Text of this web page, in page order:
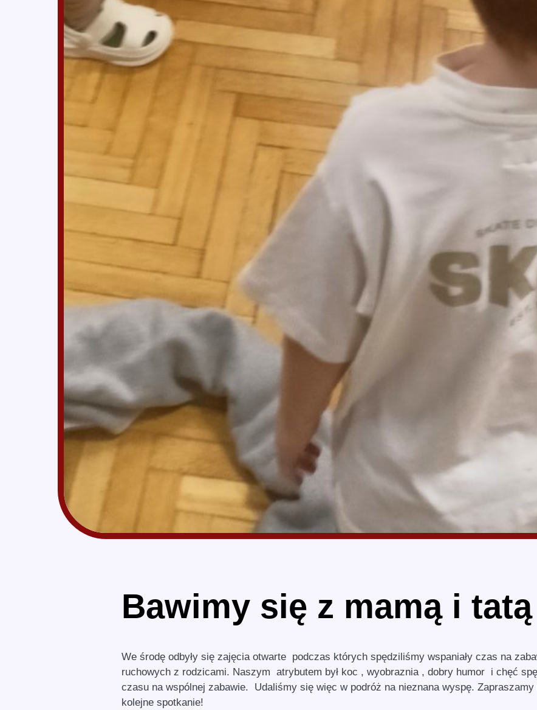
Bawimy się z mamą i tatą
We środę odbyły się zajęcia otwarte podczas których spędziliśmy wspaniały czas na
ruchowych z rodzicami. Naszym atrybutem był koc , wyobraznia , dobry humor i chęć
czasu na wspólnej zabawie. Udaliśmy się więc w podróż na nieznana wyspę. Zapraszamy
kolejne spotkanie!